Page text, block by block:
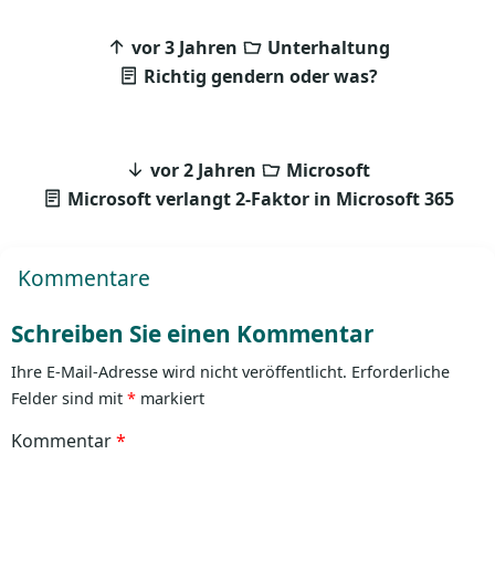
vor 3 Jahren
Unterhaltung
Richtig gendern oder was?
vor 2 Jahren
Microsoft
Microsoft verlangt 2-Faktor in Microsoft 365
Kommentare
Schreiben Sie einen Kommentar
Ihre E-Mail-Adresse wird nicht veröffentlicht. Erforderliche
Felder sind mit * markiert
Kommentar*